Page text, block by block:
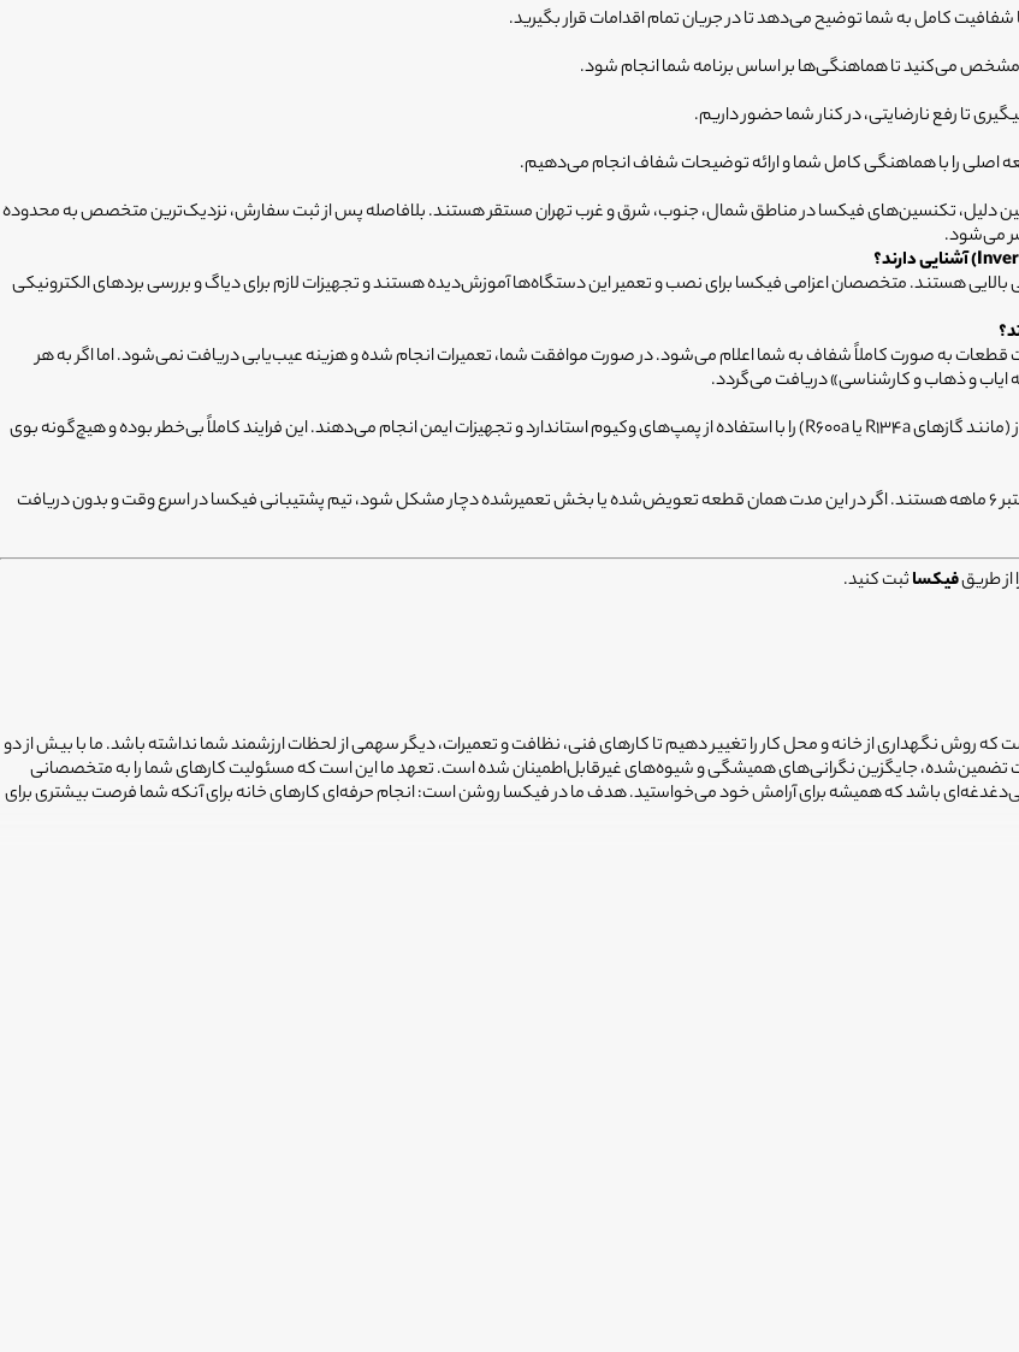
کامل به شما توضیح می‌دهد تا در جریان تمام اقدامات قرار بگیرید.
مشخص می‌کنید تا هماهنگی‌ها بر اساس برنامه شما انجام شود.
اصلی را با هماهنگی کامل شما و ارائه توضیحات شفاف انجام می‌دهیم.
دلیل، تکنسین‌های فیکسا در مناطق شمال، جنوب، شرق و غرب تهران مستقر هستند. بلافاصله پس از ثبت سفارش، نزدیک‌ترین متخصص به محدوده
می‌شود.
بالایی هستند. متخصصان اعزامی فیکسا برای نصب و تعمیر این دستگاه‌ها آموزش‌دیده هستند و تجهیزات لازم برای دیاگ و بررسی بردهای الکترونیکی
به صورت کاملاً شفاف به شما اعلام می‌شود. در صورت موافقت شما، تعمیرات انجام شده و هزینه عیب‌یابی دریافت نمی‌شود. اما اگر به هر
ایاب و ذهاب و کارشناسی» دریافت می‌گردد.
خیر. تکنسین‌های فیکسا عملیات نشت‌یابی، شستشوی مدار، وکیوم کامل و شارژ گاز (مانند گازهای R134a یا R600a) را با استفاده از پمپ‌های وکیوم استاندارد و تجهیزات ایمن انجام می‌دهند. این فرایند کاملاً بی‌خطر بوده و هیچ‌گونه بوی
قطعاً. تمامی خدمات نصب و تعمیر یخچال فریزر در سامانه فیکسا دارای گارانتی معتبر ۶ ماهه هستند. اگر در این مدت همان قطعه تعویض‌شده یا بخش تعمیرشده دچار مشکل شود، تیم پشتیبانی فیکسا در اسرع وقت و بدون دریافت
طریقفیکساثبت کنید.
که روش نگهداری از خانه و محل کار را تغییر دهیم تا کارهای فنی، نظافت و تعمیرات، دیگر سهمی از لحظات ارزشمند شما نداشته باشد. ما با بیش از دو
تضمین‌شده، جایگزین نگرانی‌های همیشگی و شیوه‌های غیرقابل‌اطمینان شده است. تعهد ما این است که مسئولیت کارهای شما را به متخصصانی
باشد که همیشه برای آرامش خود می‌خواستید. هدف ما در فیکسا روشن است: انجام حرفه‌ای کارهای خانه برای آنکه شما فرصت بیشتری برای